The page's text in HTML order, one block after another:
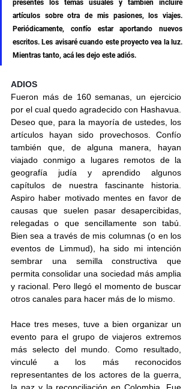
presentes los temas usuales y también incluiré
artículos sobre otra de mis pasiones, los viajes.
Periódicamente, confío estar aportando nuevos
escritos. Les avisaré cuando este proyecto vea la luz.
Mientras tanto, acá les dejo este adiós.
ADIOS
Fueron más de 160 semanas, un ejercicio
por el cual quedo agradecido con Hashavua.
Deseo que, para la mayoría de ustedes, los
artículos hayan sido provechosos. Confío
también que, de alguna manera, hayan
viajado conmigo a lugares remotos de la
geografía judía y aprendido algunos
capítulos de nuestra fascinante historia.
Aspiro haber motivado mentes en favor de
causas que suelen pasar desapercibidas,
relegadas o que sencillamente son tabú.
Bien sea a través de mis columnas (o en los
eventos de Limmud), ha sido mi intención
sembrar una semilla constructiva que
permita consolidar una sociedad más amplia
y racional. Pero llegó el momento de buscar
otros canales para hacer más de lo mismo.
Hace tres meses, tuve a bien organizar un
evento para el grupo de viajeros extremos
más selecto del mundo. Como resultado,
vinculé a los más reconocidos
representantes de los actores de la guerra,